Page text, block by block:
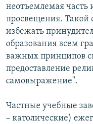
неотъемлемая часть
просвещения. Такой
избежать
образования всем
важных принципов
предоставление
самовыражение".
Частные учебные
– католические)